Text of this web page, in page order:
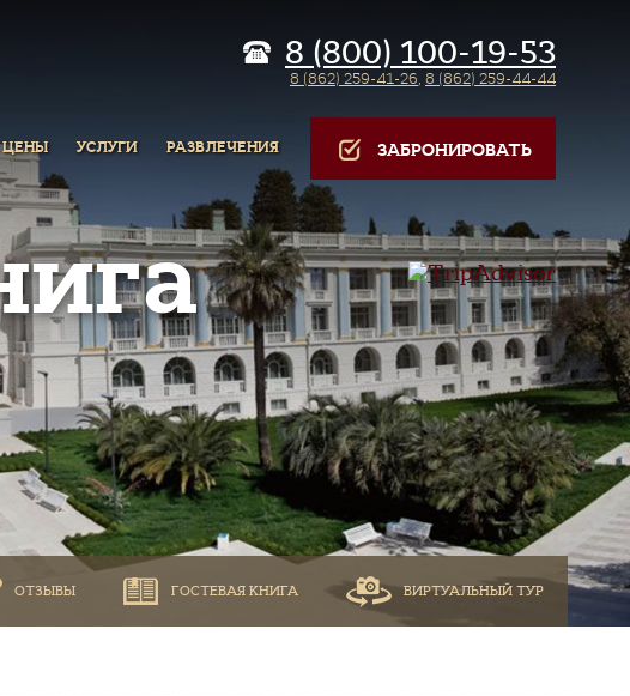
8 (800) 100-19-53
8 (862) 259-41-26, 8 (862) 259-44-44
ЦЕНЫ УСЛУГИ РАЗВЛЕЧЕНИЯ ЗАБРОНИРОВАТЬ
ОТЗЫВЫ ГОСТЕВАЯ КНИГА ВИРТУАЛЬНЫЙ ТУР